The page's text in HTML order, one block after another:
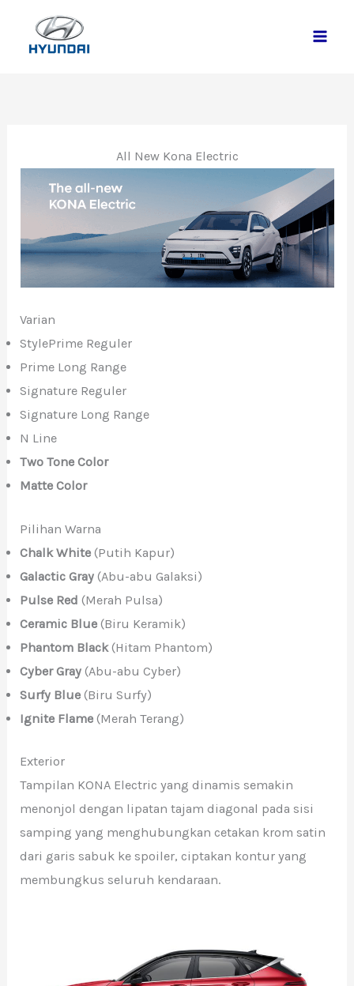
konten
All New Kona Electric
Varian
StylePrime Reguler
Prime Long Range
Signature Reguler
Signature Long Range
N Line
Two Tone Color
Matte Color
Pilihan Warna
Chalk White (Putih Kapur)
Galactic Gray (Abu-abu Galaksi)
Pulse Red (Merah Pulsa)
Ceramic Blue (Biru Keramik)
Phantom Black(Hitam Phantom)
Cyber Gray (Abu-abu Cyber)
Surfy Blue (Biru Surfy)
Ignite Flame (Merah Terang)
Exterior
Tampilan KONA Electric yang dinamis semakin
menonjol dengan lipatan tajam diagonal pada sisi
samping yang menghubungkan cetakan krom satin
dari garis sabuk ke spoiler, ciptakan kontur yang
membungkus seluruh kendaraan.